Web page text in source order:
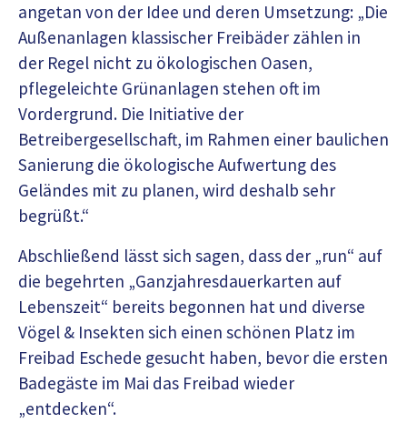
angetan von der Idee und deren Umsetzung: „Die
Außenanlagen klassischer Freibäder zählen in
der Regel nicht zu ökologischen Oasen,
pflegeleichte Grünanlagen stehen oft im
Vordergrund. Die Initiative der
Betreibergesellschaft, im Rahmen einer baulichen
Sanierung die ökologische Aufwertung des
Geländes mit zu planen, wird deshalb sehr
begrüßt.“
Abschließend lässt sich sagen, dass der „run“ auf
die begehrten „Ganzjahresdauerkarten auf
Lebenszeit“ bereits begonnen hat und diverse
Vögel & Insekten sich einen schönen Platz im
Freibad Eschede gesucht haben, bevor die ersten
Badegäste im Mai das Freibad wieder
„entdecken“.